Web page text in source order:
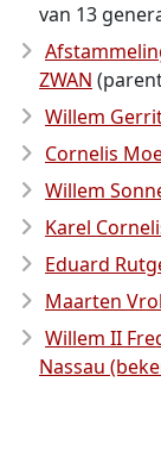
van 13
ZWAN
Willem
Cornelis
Willem
Karel
Eduard
Maarten
Willem II
Nassau